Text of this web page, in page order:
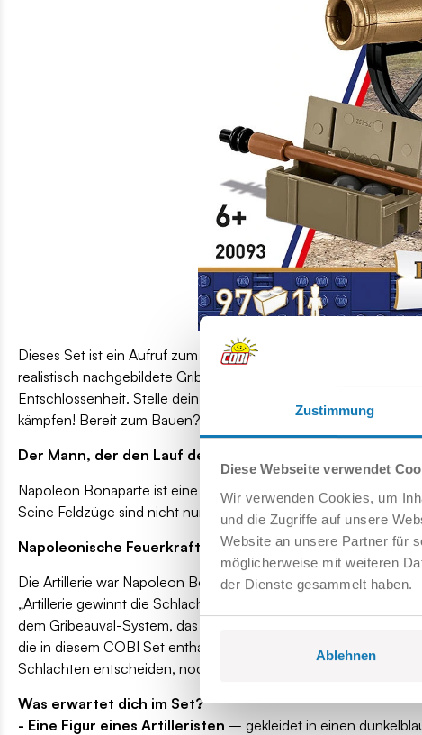
Zustimmung
Diese Webseite verwendet
Wir verwenden Cookies, um
und die Zugriffe auf unsere
Website an unsere Partner für
möglicherweise mit weiteren
der Dienste gesammelt haben.
Ablehnen
Dieses Set ist ein Aufruf zum Kampf im Herzen der
realistisch nachgebildete Gribeauval-Kanone und der Kanonier
Entschlossenheit. Stelle dein eigenes Bataillon zusammen und
kämpfen! Bereit zum Bauen? Bereit für den Triumph!
Der Mann, der den Lauf der Geschichte veränderte!
Napoleon Bonaparte ist eine der faszinierendsten
Seine Feldzüge sind nicht nur Lehrmeister der Taktik, sondern
Napoleonische Feuerkraft
Die Artillerie war Napoleon Bonapartes ganzer Stolz, und das
„Artillerie gewinnt die Schlacht“, und sein Ansatz
dem Gribeauval-System, das in den 1770er Jahren
die in diesem COBI Set enthaltene, bildeten das Rückgrat der
Schlachten entscheiden, noch bevor die Infanterie
Was erwartet dich im Set?
- Eine Figur eines Artilleristen – gekleidet in einen